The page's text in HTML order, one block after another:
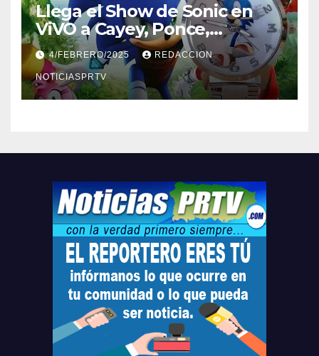
Llega el Show de Sonic en
ViVO a Cayey, Ponce,
Barceloneta y Humacao,
Relojes gratis para el que
compre ahora….
4/FEBRERO/2025 REDACCION
NOTICIASPRTV